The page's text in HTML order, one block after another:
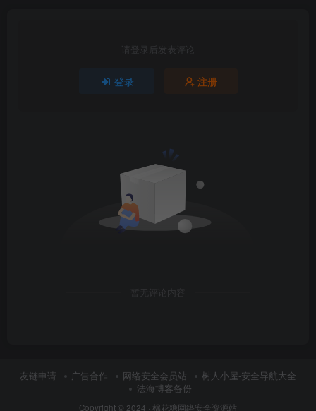
请登录后发表评论
登录 注册
暂无评论内容
友链申请 广告合作 网络安全会员站
树人小屋-安全导航大全
法海博客备份
Copyright © 2024 · 棉花糖网络安全资源站